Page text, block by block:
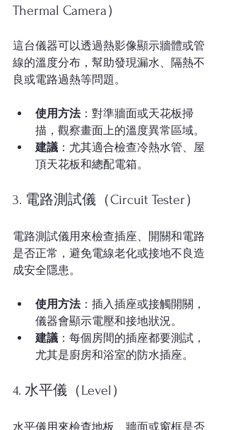
Thermal Camera）
這台儀器可以透過熱影像顯示牆體或管
線的溫度分布，幫助發現漏水、隔熱不
良或電路過熱等問題。
使用方法：對準牆面或天花板掃
描，觀察畫面上的溫度異常區域。
建議 ：尤其適合檢查冷熱水管、屋
頂天花板和總配電箱。
3. 電路測試儀（Circuit Tester）
電路測試儀用來檢查插座、開關和電路
是否正常，避免電線老化或接地不良造
成安全隱患。
使用方法：插入插座或接觸開關，
儀器會顯示電壓和接地狀況。
建議 ：每個房間的插座都要測試，
尤其是廚房和浴室的防水插座。
4. 水平儀（Level）
水平儀用來檢查地板、牆面或窗框是否